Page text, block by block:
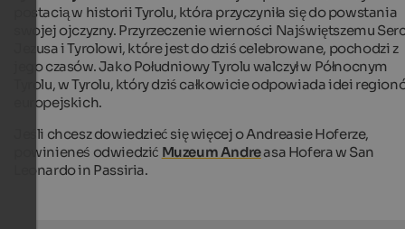
postacią w historii Tyrolu, która przyczyniła się do powstania
swojej ojczyzny. Przyrzeczenie wierności Najświętszemu
Jezusa i Tyrolowi, które jest do dziś celebrowane, pochodzi z
jego czasów. Jako Południowy Tyrolu walczył w Północnym
Tyrolu, w Tyrolu, który dziś całkowicie odpowiada idei
europejskich.
Jeśli chcesz dowiedzieć się więcej o Andreasie Hoferze,
powinieneś odwiedzić Muzeum Andreasa Hofera w San
Leonardo in Passiria.